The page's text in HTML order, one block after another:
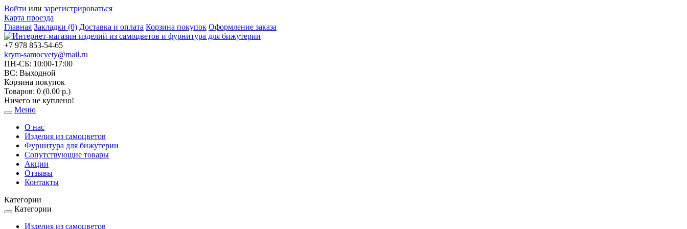
Войти или зарегистрироваться
Карта проезда
Главная Закладки (0) Доставка и оплата Корзина покупок Оформление заказа
+7 978 853-54-65
krym-samocvety@mail.ru
ПН-СБ: 10:00-17:00
ВС: Выходной
Корзина покупок
Товаров: 0 (0.00 р.)
Ничего не куплено!
Toggle
navigation
Меню
О нас
Изделия из самоцветов
Фурнитура для бижутерии
Сопутствующие товары
Акции
Отзывы
Контакты
Категории
Toggle
navigation
Категории
Изделия из самоцветов